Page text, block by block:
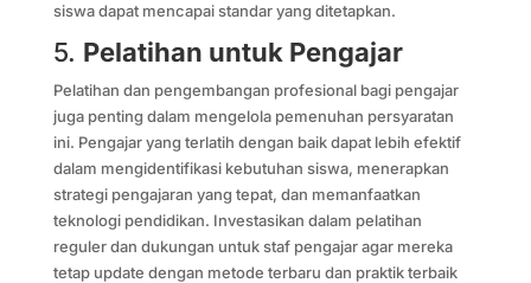
siswa dapat mencapai standar yang ditetapkan.
5. Pelatihan untuk Pengajar
Pelatihan dan pengembangan profesional bagi pengajar
juga penting dalam mengelola pemenuhan persyaratan
ini. Pengajar yang terlatih dengan baik dapat lebih efektif
dalam mengidentifikasi kebutuhan siswa, menerapkan
strategi pengajaran yang tepat, dan memanfaatkan
teknologi pendidikan. Investasikan dalam pelatihan
reguler dan dukungan untuk staf pengajar agar mereka
tetap update dengan metode terbaru dan praktik terbaik